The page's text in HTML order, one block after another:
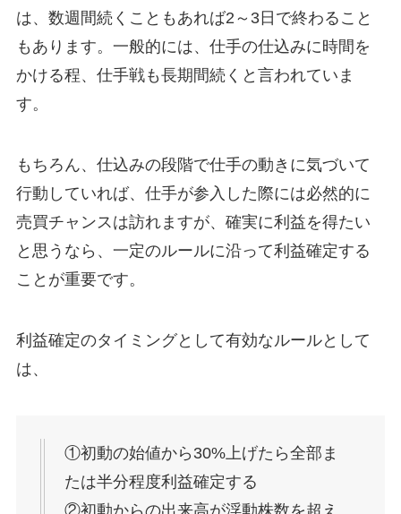
は、数週間続くこともあれば2～3日で終わること
もあります。一般的には、仕手の仕込みに時間を
かける程、仕手戦も長期間続くと言われていま
す。
もちろん、仕込みの段階で仕手の動きに気づいて
行動していれば、仕手が参入した際には必然的に
売買チャンスは訪れますが、確実に利益を得たい
と思うなら、一定のルールに沿って利益確定する
ことが重要です。
利益確定のタイミングとして有効なルールとして
は、
①初動の始値から30%上げたら全部ま
たは半分程度利益確定する